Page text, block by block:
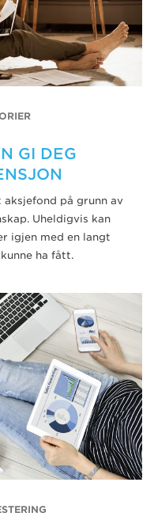
GI DEG
på grunn av
Uheldigvis kan
igjen med en langt
ha fått.